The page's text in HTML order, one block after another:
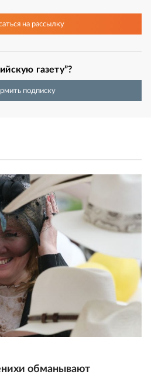
на рассылку
газету”?
подписку
обманывают